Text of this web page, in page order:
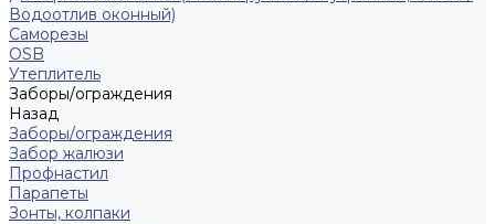
Водоотлив оконный)
Саморезы
OSB
Утеплитель
Заборы/ограждения
Назад
Заборы/ограждения
Забор жалюзи
Профнастил
Парапеты
Зонты, колпаки